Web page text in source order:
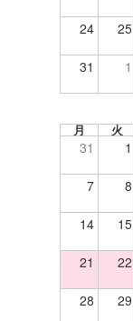
24 25
31 1
月 火
31 1
7 8
14 15
21 22
28 29